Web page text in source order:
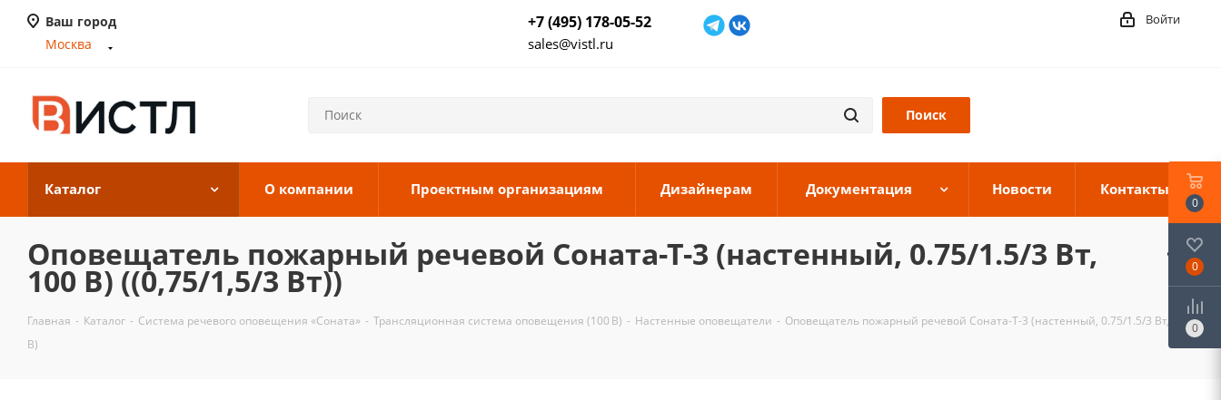
Ваш город
Москва
+7 (495) 178-05-52
sales@vistl.ru
Войти
Каталог О компании Проектным организациям Дизайнерам Документация Новости Контакты
Оповещатель пожарный речевой Соната-Т-3 (настенный, 0.75/1.5/3 Вт,
100 В) ((0,75/1,5/3 Вт))
Главная - Каталог - Система речевого оповещения «Соната» - Трансляционная система оповещения (100 В) - Настенные оповещатели - Оповещатель пожарный речевой Соната-Т-3 (настенный, 0.75/1.5/3 Вт, 100
В)
0
0
0